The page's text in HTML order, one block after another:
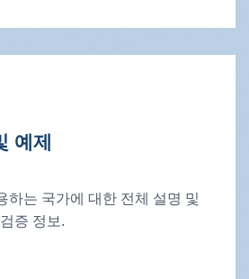
예제
하는 국가에 대한 전체 설명 및
증 정보.